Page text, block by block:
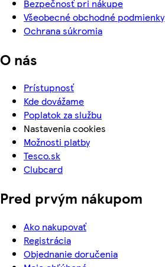
Bezpečnosť pri nákupe
Všeobecné obchodné podmienky
Ochrana súkromia
O nás
Prístupnosť
Kde dovážame
Poplatok za službu
Nastavenia cookies
Možnosti platby
Tesco.sk
Clubcard
Pred prvým nákupom
Ako nakupovať
Registrácia
Objednanie doručenia